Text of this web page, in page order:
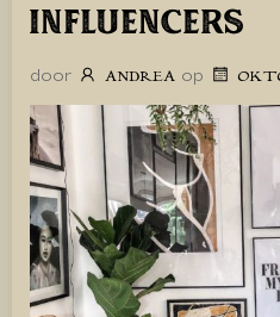
INFLUENCERS
door ANDREA op